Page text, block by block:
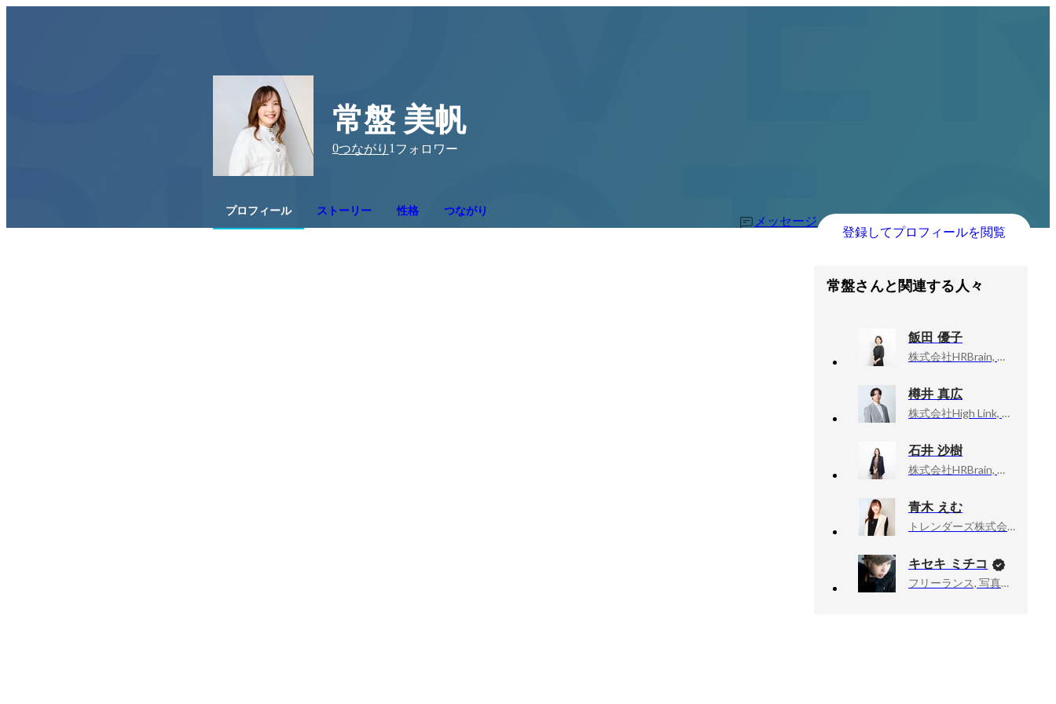
常盤 美帆
0つながり 1 フォロワー
プロフィール ストーリー 性格 つながり
メッセージ
登録してプロフィールを閲覧
常盤さんと関連する人々
飯田 優子
株式会社HRBrain, 人事
樽井 真広
株式会社High Link, 採用Division Leader
石井 沙樹
株式会社HRBrain, 人事本部
青木 えむ
トレンダーズ株式会社, HR戦略Div. 人事グループ 新卒採用チーム
キセキ ミチコ
フリーランス, 写真家、ドキュメンタリーカメラマン